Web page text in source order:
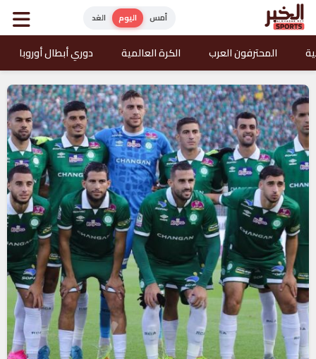
أمس اليوم الغد
المحترفون العرب الكرة العالمية دوري أبطال أوروبا